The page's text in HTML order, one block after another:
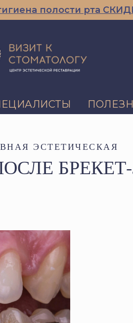
рта СКИДКА 10%
ЭСТЕТИЧЕСКАЯ